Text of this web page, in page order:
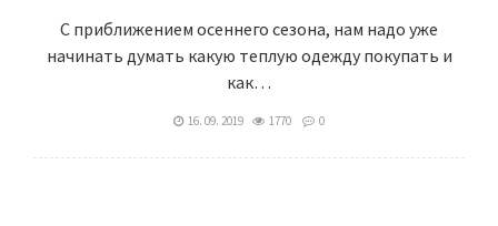
С приближением осеннего сезона, нам надо уже
начинать думать какую теплую одежду покупать и
как…
16. 09. 2019 1770 0